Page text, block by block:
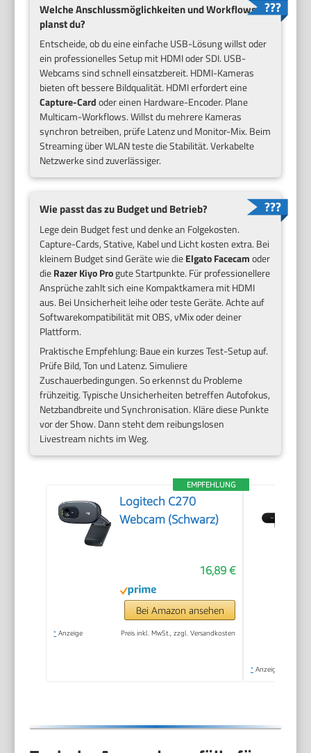
Welche Anschlussmöglichkeiten und Workflows
planst du?
Entscheide, ob du eine einfache USB-Lösung willst oder
ein professionelles Setup mit HDMI oder SDI. USB-
Webcams sind schnell einsatzbereit. HDMI-Kameras
bieten oft bessere Bildqualität. HDMI erfordert eine
Capture-Cardoder einen Hardware-Encoder. Plane
Multicam-Workflows. Willst du mehrere Kameras
synchron betreiben, prüfe Latenz und Monitor-Mix. Beim
Streaming über WLAN teste die Stabilität. Verkabelte
Netzwerke sind zuverlässiger.
Wie passt das zu Budget und Betrieb?
Lege dein Budget fest und denke an Folgekosten.
Capture-Cards, Stative, Kabel und Licht kosten extra. Bei
kleinem Budget sind Geräte wie dieElgato Facecamoder
dieRazer Kiyo Progute Startpunkte. Für professionellere
Ansprüche zahlt sich eine Kompaktkamera mit HDMI
aus. Bei Unsicherheit leihe oder teste Geräte. Achte auf
Softwarekompatibilität mit OBS, vMix oder deiner
Plattform.
Praktische Empfehlung: Baue ein kurzes Test-Setup auf.
Prüfe Bild, Ton und Latenz. Simuliere
Zuschauerbedingungen. So erkennst du Probleme
frühzeitig. Typische Unsicherheiten betreffen Autofokus,
Netzbandbreite und Synchronisation. Kläre diese Punkte
vor der Show. Dann steht dem reibungslosen
Livestream nichts im Weg.
EMPFEHLUNG
Logitech C270
Webcam (Schwarz)
16,89 €
Bei Amazon ansehen
* Anzeige Preis inkl. MwSt., zzgl. Versandkosten
* Anzeige